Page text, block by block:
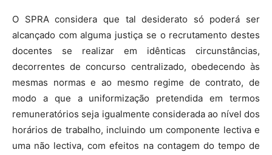
O SPRA considera que tal desiderato só poderá ser
alcançado com alguma justiça se o recrutamento destes
docentes se realizar em idênticas circunstâncias,
decorrentes de concurso centralizado, obedecendo às
mesmas normas e ao mesmo regime de contrato, de
modo a que a uniformização pretendida em termos
remuneratórios seja igualmente considerada ao nível dos
horários de trabalho, incluindo um componente lectiva e
uma não lectiva, com efeitos na contagem do tempo de